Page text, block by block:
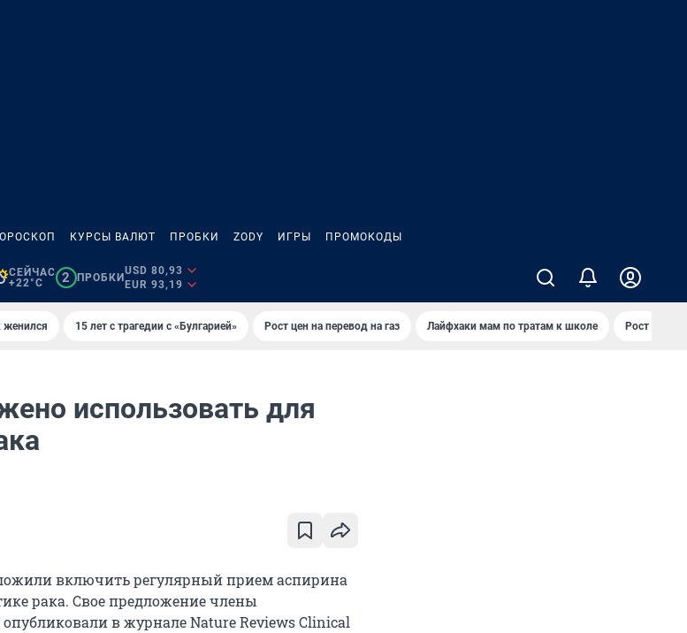
КУРСЫ ВАЛЮТ ПРОБКИ ZODY ИГРЫ ПРОМОКОДЫ
СЕЙЧАС
+22°C
2 ПРОБКИ
USD 80,93
EUR 93,19
женился 15 лет с трагедии с «Булгарией» Рост цен на перевод на газ Лайфхаки мам по тратам к школе Рост цен на
использовать для
включить регулярный прием аспирина
рака. Свое предложение члены
в журнале Nature Reviews Clinical